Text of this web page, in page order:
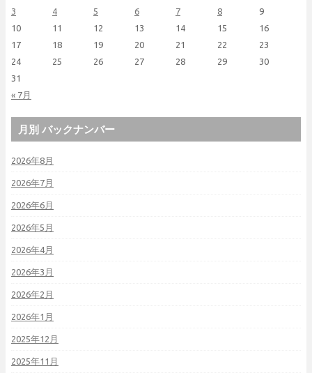
« 7月
3
4 5 6 7 8
9
10
11 12 13 14 15
16
17
18 19 20 21 22
23
24
25 26 27 28 29
30
31
月別 バックナンバー
2026年8月
2026年7月
2026年6月
2026年5月
2026年4月
2026年3月
2026年2月
2026年1月
2025年12月
2025年11月